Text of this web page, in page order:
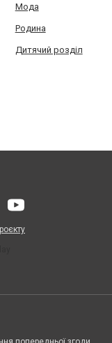
Мода
Родина
Дитячий розділ